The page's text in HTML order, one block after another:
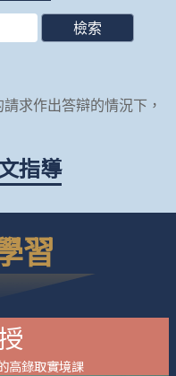
求作出答辯的情況下，
指導
習
高錄取實境課